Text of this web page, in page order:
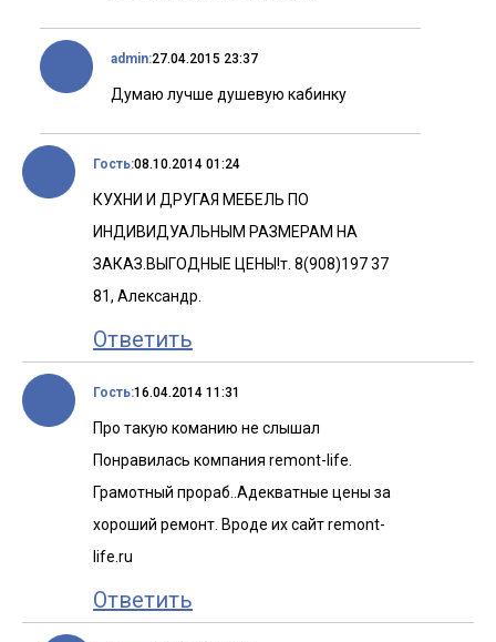
admin:27.04.2015 23:37
Думаю лучше душевую кабинку
Гость:08.10.2014 01:24
КУХНИ И ДРУГАЯ МЕБЕЛЬ ПО
ИНДИВИДУАЛЬНЫМ РАЗМЕРАМ НА
ЗАКАЗ.ВЫГОДНЫЕ ЦЕНЫ!т. 8(908)197 37
81, Александр.
Ответить
Гость:16.04.2014 11:31
Про такую команию не слышал
Понравилась компания remont-life.
Грамотный прораб..Адекватные цены за
хороший ремонт. Вроде их сайт remont-
life.ru
Ответить